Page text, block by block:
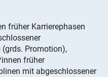
früher Karrierephasen
Promotion),
früher
mit abgeschlossener